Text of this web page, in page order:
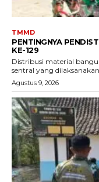
TMMD
PENTINGNYA
KE-129
Distribusi material
sentral yang
Agustus 9, 2026